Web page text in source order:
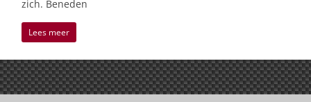
zich. Beneden
Lees meer